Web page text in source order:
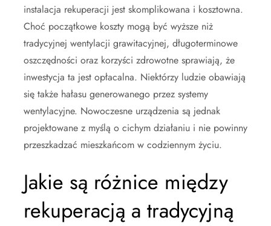
instalacja rekuperacji jest skomplikowana i kosztowna.
Choć początkowe koszty mogą być wyższe niż
tradycyjnej wentylacji grawitacyjnej, długoterminowe
oszczędności oraz korzyści zdrowotne sprawiają, że
inwestycja ta jest opłacalna. Niektórzy ludzie obawiają
się także hałasu generowanego przez systemy
wentylacyjne. Nowoczesne urządzenia są jednak
projektowane z myślą o cichym działaniu i nie powinny
przeszkadzać mieszkańcom w codziennym życiu.
Jakie są różnice między
rekuperacją a tradycyjną